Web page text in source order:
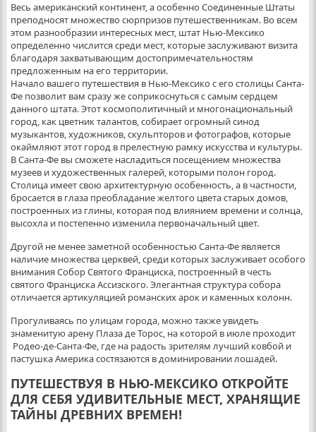
Весь американский континент, а особенно Соединенные Штаты
преподносят множество сюрпризов путешественникам. Во всем
этом разнообразии интересных мест, штат Нью-Мексико
определенно числится среди мест, которые заслуживают визита
благодаря захватывающим достопримечательностям
предложенным на его территории.
Начало вашего путешествия в Нью-Мексико с его столицы Санта-
Фе позволит вам сразу же соприкоснуться с самым сердцем
данного штата. Этот космополитичный и многонациональный
город, как цветник талантов, собирает огромный синод
музыкантов, художников, скульпторов и фотографов, которые
окаймляют этот город в прелестную рамку искусства и культуры.
В Санта-Фе вы сможете насладиться посещением множества
музеев и художественных галерей, которыми полон город.
Столица имеет свою архитектурную особенность, а в частности,
бросается в глаза преобладание желтого цвета старых домов,
построенных из глины, которая под влиянием времени и солнца,
высохла и постепенно изменила первоначальный цвет.
Другой не менее заметной особенностью Санта-Фе является
наличие множества церквей, среди которых заслуживает особого
внимания Собор Святого Франциска, построенный в честь
святого Франциска Ассизского. Элегантная структура собора
отличается артикуляцией романских арок и каменных колонн.
Прогуливаясь по улицам города, можно также увидеть
знаменитую арену Плаза де Торос, на которой в июле проходит
Родео-де-Санта-Фе, где на радость зрителям лучший ковбой и
пастушка Америка состязаются в доминировании лошадей.
ПУТЕШЕСТВУЯ В НЬЮ-МЕКСИКО ОТКРОЙТЕ
ДЛЯ СЕБЯ УДИВИТЕЛЬНЫЕ МЕСТ, ХРАНЯЩИЕ
ТАЙНЫ ДРЕВНИХ ВРЕМЕН!